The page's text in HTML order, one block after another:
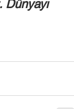
Dünyayı